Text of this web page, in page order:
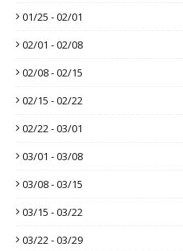
01/25 - 02/01
02/01 - 02/08
02/08 - 02/15
02/15 - 02/22
02/22 - 03/01
03/01 - 03/08
03/08 - 03/15
03/15 - 03/22
03/22 - 03/29